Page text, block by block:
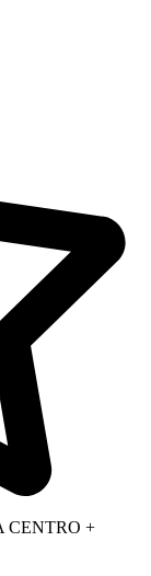
CENTRO +